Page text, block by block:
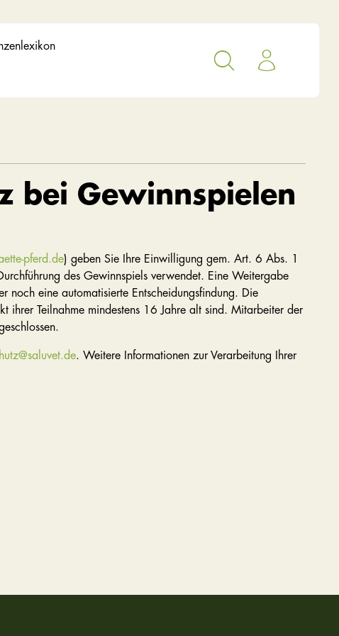
bei Gewinnspielen
pferd.de) geben Sie Ihre Einwilligung gem. Art. 6 Abs. 1
des Gewinnspiels verwendet. Eine Weitergabe
noch eine automatisierte Entscheidungsfindung. Die
ihrer Teilnahme mindestens 16 Jahre alt sind. Mitarbeiter der
. Weitere Informationen zur Verarbeitung Ihrer